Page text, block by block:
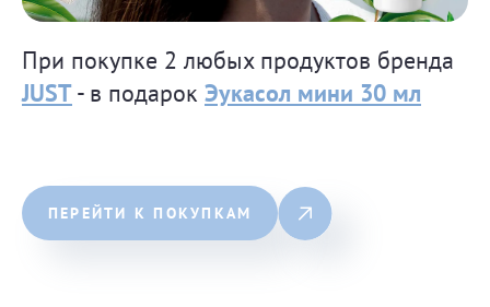
При покупке 2 любых продуктов бренда
JUST- в подарок Эукасол мини 30 мл
ПЕРЕЙТИ К ПОКУПКАМ